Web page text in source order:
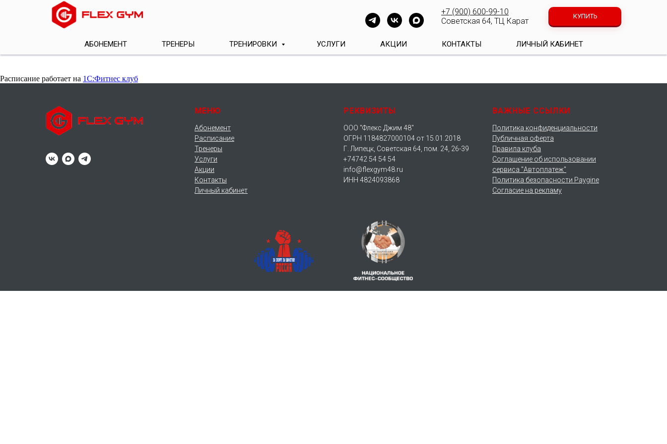
+7 (900) 600-99-10
Советская 64, ТЦ Карат
КУПИТЬ
АБОНЕМЕНТ ТРЕНЕРЫ ТРЕНИРОВКИ УСЛУГИ АКЦИИ КОНТАКТЫ ЛИЧНЫЙ КАБИНЕТ
Расписание работает на 1С:Фитнес клуб
МЕНЮ
Абонемент
Расписание
Тренеры
Услуги
Акции
Контакты
Личный кабинет
РЕКВИЗИТЫ
ООО "Флекс Джим 48"
ОГРН 1184827000104 от 15.01.2018
Г. Липецк, Советская 64, пом. 24, 26-39
+74742 54 54 54
info@flexgym48.ru
ИНН 4824093868
ВАЖНЫЕ ССЫЛКИ
Политика конфиденциальности
Публичная оферта
Правила клуба
Соглашение об использовании
сервиса "Автоплатеж"
Политика безопасности Paygine
Согласие на рекламу